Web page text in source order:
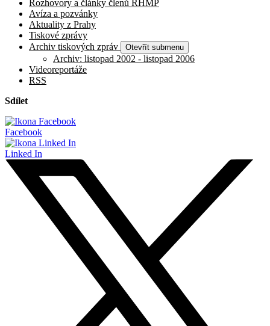
Rozhovory a články členů RHMP
Avíza a pozvánky
Aktuality z Prahy
Tiskové zprávy
Archiv tiskových zpráv
Otevřít submenu
Archiv: listopad 2002 - listopad 2006
Videoreportáže
RSS
Sdílet
Facebook
Linked In